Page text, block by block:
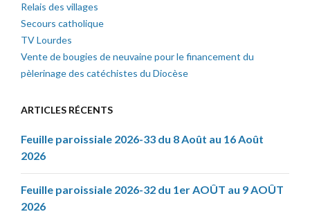
Relais des villages
Secours catholique
TV Lourdes
Vente de bougies de neuvaine pour le financement du
pèlerinage des catéchistes du Diocèse
ARTICLES RÉCENTS
Feuille paroissiale 2026-33 du 8 Août au 16 Août
2026
Feuille paroissiale 2026-32 du 1er AOÛT au 9 AOÛT
2026